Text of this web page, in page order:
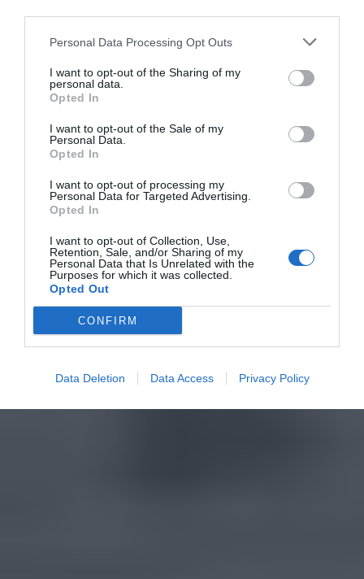
Personal Data Processing Opt Outs
I want to opt-out of the Sharing of my
personal data.
Opted In
I want to opt-out of the Sale of my
Personal Data.
Opted In
I want to opt-out of processing my
Personal Data for Targeted Advertising.
Opted In
I want to opt-out of Collection, Use,
Retention, Sale, and/or Sharing of my
Personal Data that Is Unrelated with the
Purposes for which it was collected.
Opted Out
CONFIRM
Data Deletion Data Access Privacy Policy